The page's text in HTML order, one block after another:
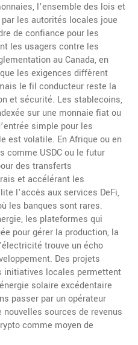
, l’ensemble des lois et
les autorités locales joue
de confiance pour les
les usagers contre les
au Canada, en
les exigences diffèrent
le fil conducteur reste la
et sécurité. Les stablecoins,
sur une monnaie fiat ou
simple pour les
est volatile. En Afrique ou en
comme USDC ou le futur
des transferts
et accélérant les
l’accès aux services DeFi,
les banques sont rares.
, les plateformes qui
pour gérer la production, la
trouve un écho
Des projets
initiatives locales permettent
solaire excédentaire
passer par un opérateur
sources de revenus
comme moyen de